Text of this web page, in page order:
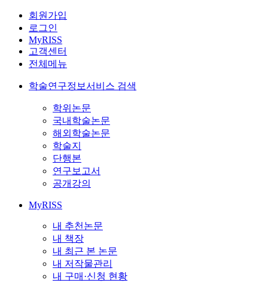
회원가입
로그인
MyRISS
고객센터
전체메뉴
학술연구정보서비스 검색
학위논문
국내학술논문
해외학술논문
학술지
단행본
연구보고서
공개강의
MyRISS
내 추천논문
내 책장
내 최근 본 논문
내 저작물관리
내 구매·신청 현황